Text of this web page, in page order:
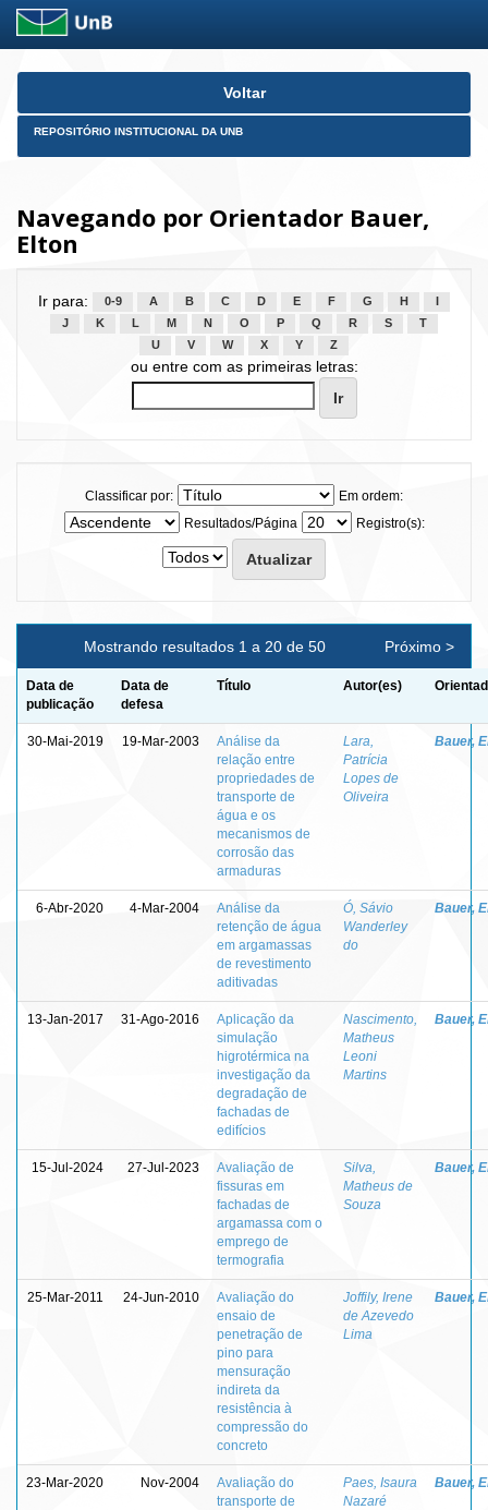
Skip
Voltar
REPOSITÓRIO INSTITUCIONAL DA UNB
Navegando por Orientador Bauer,
Elton
Ir para: 0-9 A B C D E F G H
J
K L M N O P Q R S
T
U
V W X Y Z
ou entre com as primeiras letras:
Classificar por:
Em ordem:
Resultados/Página
Registro(s):
Mostrando resultados 1 a 20 de 50 Próximo >
Data de
publicação
Data de
defesa
Título Autor(es)
30-Mai-2019 19-Mar-2003
Análise da
relação entre
propriedades de
transporte de
água e os
mecanismos de
corrosão das
armaduras
Lara,
Patrícia
Lopes de
Oliveira
Bauer,
6-Abr-2020 4-Mar-2004
Análise da
retenção de água
em argamassas
de revestimento
aditivadas
Ó, Sávio
Wanderley
do
Bauer,
13-Jan-2017 31-Ago-2016
Aplicação da
simulação
higrotérmica na
investigação da
degradação de
fachadas de
edifícios
Nascimento,
Matheus
Leoni
Martins
Bauer,
15-Jul-2024 27-Jul-2023
Avaliação de
fissuras em
fachadas de
argamassa com o
emprego de
termografia
Silva,
Matheus de
Souza
Bauer,
25-Mar-2011 24-Jun-2010
Avaliação do
ensaio de
penetração de
pino para
mensuração
indireta da
resistência à
compressão do
concreto
Joffily, Irene
de Azevedo
Lima
Bauer,
23-Mar-2020 Nov-2004
Avaliação do
transporte de
Paes, Isaura
Nazaré
Bauer,